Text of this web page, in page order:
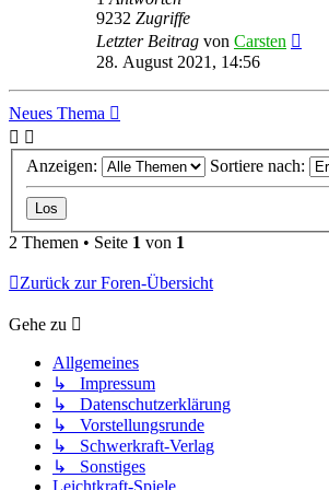
9232 Zugriffe
Letzter Beitrag von Carsten
28. August 2021, 14:56
Neues Thema
Anzeigen: Sortiere nach:
2 Themen • Seite 1 von 1
Zurück zur Foren-Übersicht
Gehe zu
Allgemeines
↳ Impressum
↳ Datenschutzerklärung
↳ Vorstellungsrunde
↳ Schwerkraft-Verlag
↳ Sonstiges